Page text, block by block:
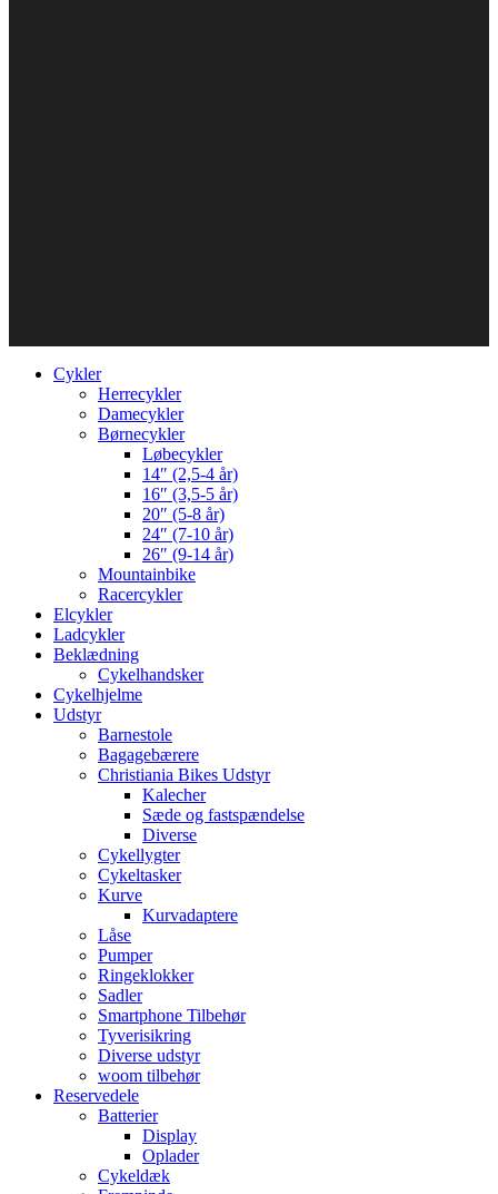
Cykler
Herrecykler
Damecykler
Børnecykler
Løbecykler
14″ (2,5-4 år)
16″ (3,5-5 år)
20″ (5-8 år)
24″ (7-10 år)
26″ (9-14 år)
Mountainbike
Racercykler
Elcykler
Ladcykler
Beklædning
Cykelhandsker
Cykelhjelme
Udstyr
Barnestole
Bagagebærere
Christiania Bikes Udstyr
Kalecher
Sæde og fastspændelse
Diverse
Cykellygter
Cykeltasker
Kurve
Kurvadaptere
Låse
Pumper
Ringeklokker
Sadler
Smartphone Tilbehør
Tyverisikring
Diverse udstyr
woom tilbehør
Reservedele
Batterier
Display
Oplader
Cykeldæk